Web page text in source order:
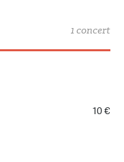
1 concert
10 €